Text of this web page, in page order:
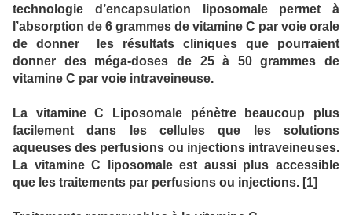
technologie d’encapsulation liposomale permet à
l’absorption de 6 grammes de vitamine C par voie orale
de donner les résultats cliniques que pourraient
donner des méga-doses de 25 à 50 grammes de
vitamine C par voie intraveineuse.
La vitamine C Liposomale pénètre beaucoup plus
facilement dans les cellules que les solutions
aqueuses des perfusions ou injections intraveineuses.
La vitamine C liposomale est aussi plus accessible
que les traitements par perfusions ou injections. [1]